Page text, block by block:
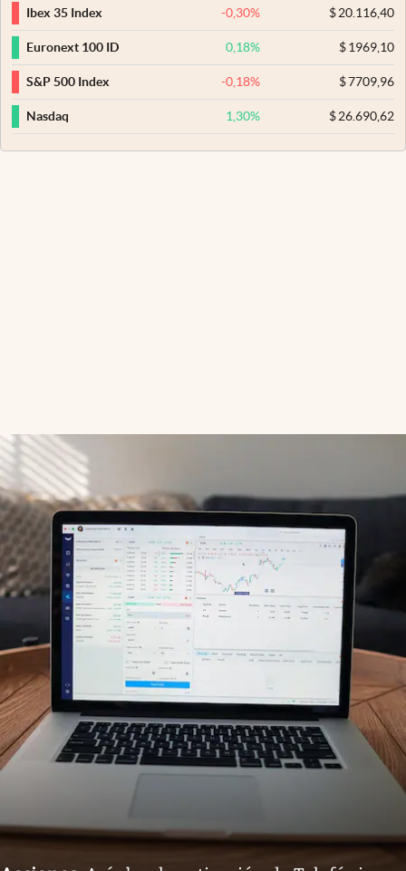
Ibex 35 Index -0,30% $20.116,40
Euronext 100 ID 0,18% $1969,10
S&P 500 Index -0,18% $7709,96
Nasdaq 1,30% $26.690,62